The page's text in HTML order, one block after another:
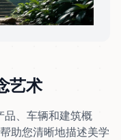
艺术
、车辆和建筑概
助您清晰地描述美学